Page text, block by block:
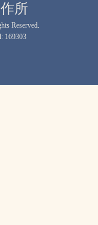
所
Reserved.
169303